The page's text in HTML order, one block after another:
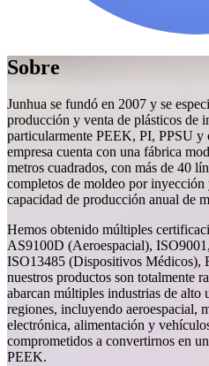
Sobre
Junhua se fundó en 2007 y se
producción y venta de plásticos de
particularmente PEEK, PI, PPSU y
empresa cuenta con una fábrica
metros cuadrados, con más de 40
completos de moldeo por
capacidad de producción anual de
Hemos obtenido múltiples
AS9100D (Aeroespacial),
ISO13485 (Dispositivos
nuestros productos son totalmente
abarcan múltiples industrias de alto
regiones, incluyendo aeroespacial,
electrónica, alimentación y
comprometidos a convertirnos en
PEEK.